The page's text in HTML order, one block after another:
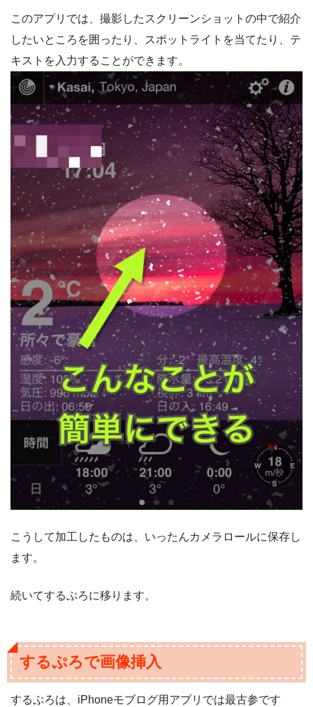
このアプリでは、撮影したスクリーンショットの中で紹介
したいところを囲ったり、スポットライトを当てたり、テ
キストを入力することができます。
こうして加工したものは、いったんカメラロールに保存し
ます。
続いてするぷろに移ります。
するぷろで画像挿入
するぷろは、iPhoneモブログ用アプリでは最古参です